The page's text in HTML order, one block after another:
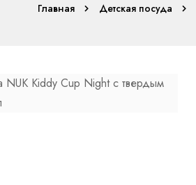
Главная Детская посуда